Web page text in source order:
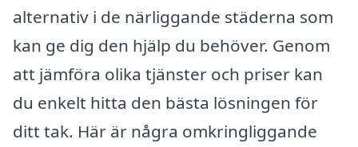
alternativ i de närliggande städerna som
kan ge dig den hjälp du behöver. Genom
att jämföra olika tjänster och priser kan
du enkelt hitta den bästa lösningen för
ditt tak. Här är några omkringliggande